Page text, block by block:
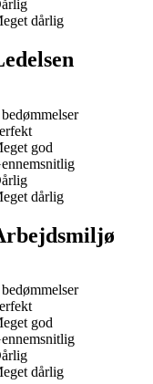
dårlig
god
dårlig
god
dårlig